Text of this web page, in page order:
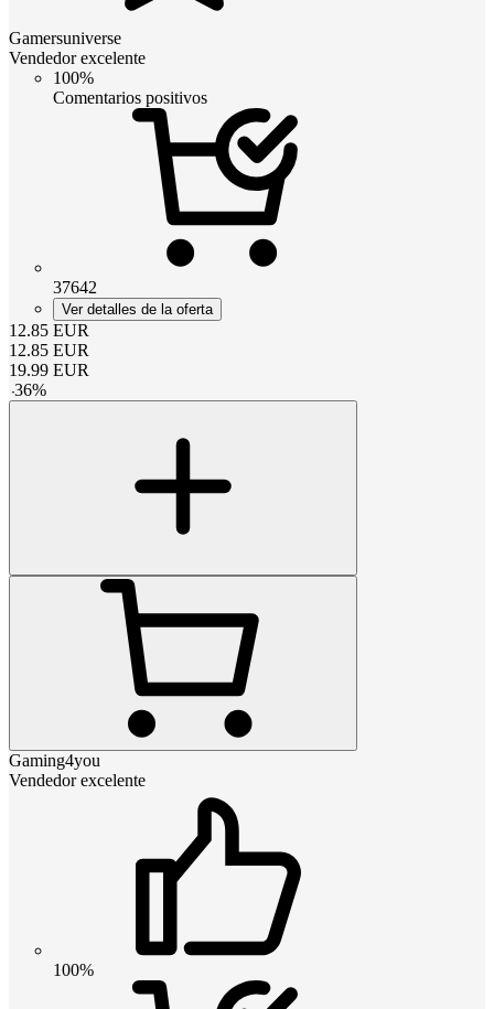
Gamersuniverse
Vendedor excelente
100%
Comentarios positivos
37642
Ver detalles de la oferta
12.85 EUR
12.85 EUR
19.99 EUR
-36%
Gaming4you
Vendedor excelente
100%